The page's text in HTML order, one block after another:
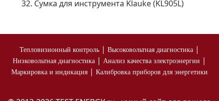
Сумка для инструмента Klauke (KL905L)
Тепловизионный контроль | Высоковольтная диагностика |
Низковольтная диагностика | Анализ качества электроэнергии |
Маркировка и индикация | Калибровка приборов для энергетики